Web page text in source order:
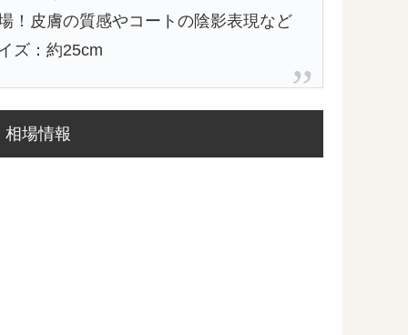
！皮膚の質感やコートの陰影表現など
ズ：約25cm
相場情報